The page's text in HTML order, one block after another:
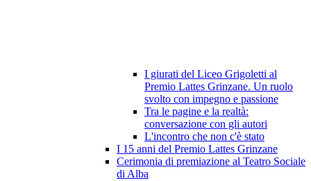
I giurati del Liceo Grigoletti al
Premio Lattes Grinzane. Un ruolo
svolto con impegno e passione
Tra le pagine e la realtà:
conversazione con gli autori
L'incontro che non c'è stato
I 15 anni del Premio Lattes Grinzane
Cerimonia di premiazione al Teatro Sociale
di Alba